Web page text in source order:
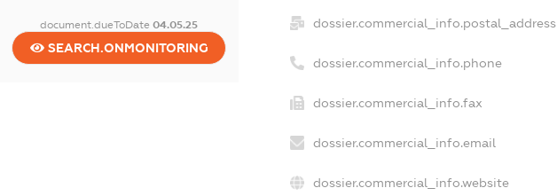
document.dueToDate04.05.25
SEARCH.ONMONITORING
dossier.commercial_info.postal_address
dossier.commercial_info.phone
dossier.commercial_info.fax
dossier.commercial_info.email
dossier.commercial_info.website